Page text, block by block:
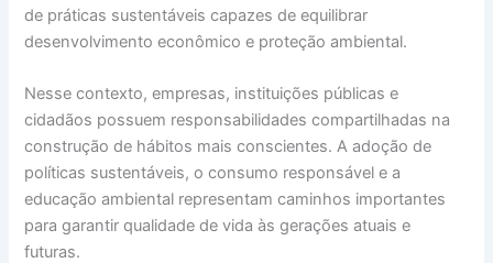
de práticas sustentáveis capazes de equilibrar
desenvolvimento econômico e proteção ambiental.
Nesse contexto, empresas, instituições públicas e
cidadãos possuem responsabilidades compartilhadas na
construção de hábitos mais conscientes. A adoção de
políticas sustentáveis, o consumo responsável e a
educação ambiental representam caminhos importantes
para garantir qualidade de vida às gerações atuais e
futuras.